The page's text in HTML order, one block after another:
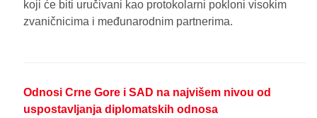
koji će biti uručivani kao protokolarni pokloni visokim
zvaničnicima i međunarodnim partnerima.
Odnosi Crne Gore i SAD na najvišem nivou od
uspostavljanja diplomatskih odnosa